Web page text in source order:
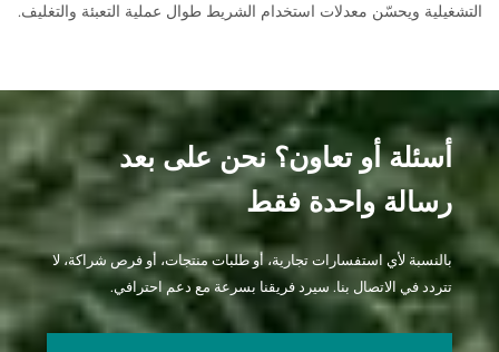
التشغيلية ويحسّن معدلات استخدام الشريط طوال عملية التعبئة والتغليف.
أسئلة أو تعاون؟ نحن على بعد
رسالة واحدة فقط
بالنسبة لأي استفسارات تجارية، أو طلبات منتجات، أو فرص شراكة، لا
تتردد في الاتصال بنا. سيرد فريقنا بسرعة مع دعم احترافي.